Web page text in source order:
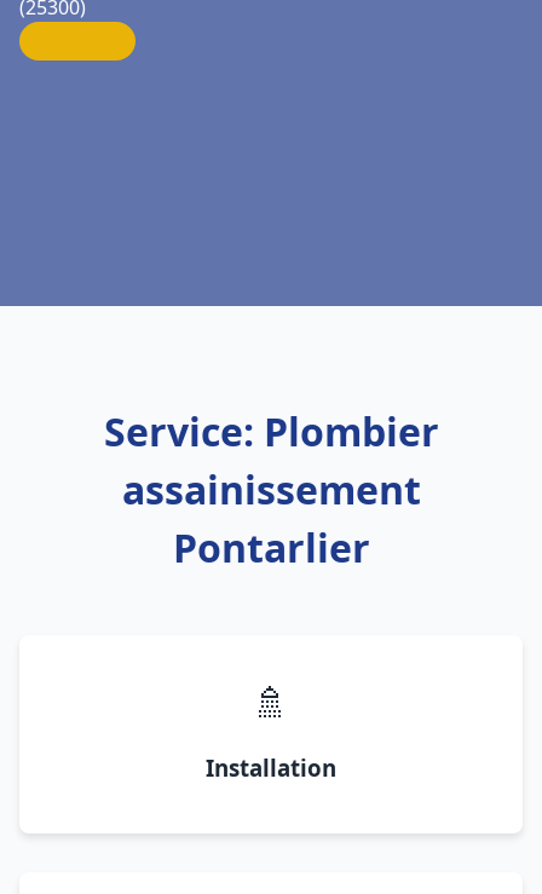
(25300)
Service: Plombier
assainissement
Pontarlier
🚿
Installation